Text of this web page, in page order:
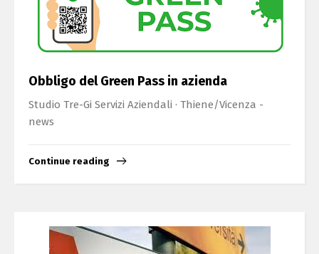
Obbligo del Green Pass in azienda
Studio Tre-Gi Servizi Aziendali · Thiene/Vicenza -
news
Continue reading